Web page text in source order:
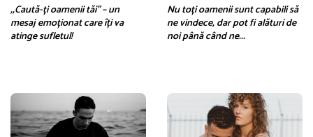
,,Caută-ți oamenii tăi” – un
mesaj emoționat care îți va
atinge sufletul!
Nu toți oamenii sunt capabili să
ne vindece, dar pot fi alături de
noi până când ne...